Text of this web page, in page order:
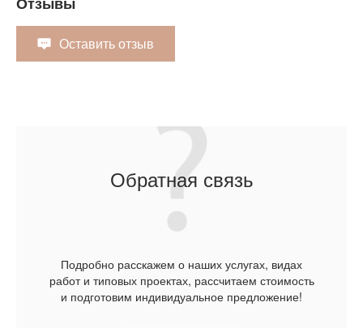
Оставить отзыв
Обратная связь
Подробно расскажем о наших услугах, видах
работ и типовых проектах, рассчитаем стоимость
и подготовим индивидуальное предложение!